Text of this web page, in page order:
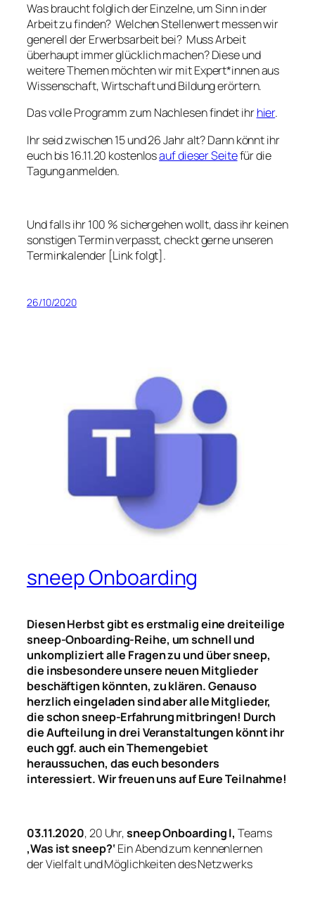
Was braucht folglich der Einzelne, um Sinn in der
Arbeit zu finden? Welchen Stellenwert messen wir
generell der Erwerbsarbeit bei? Muss Arbeit
überhaupt immer glücklich machen? Diese und
weitere Themen möchten wir mit Expert*innen aus
Wissenschaft, Wirtschaft und Bildung erörtern.
Das volle Programm zum Nachlesen findet ihrhier.
Ihr seid zwischen 15 und 26 Jahr alt? Dann könnt ihr
euch bis 16.11.20 kostenlosauf dieser Seitefür die
Tagung anmelden.
Und falls ihr 100 % sichergehen wollt, dass ihr keinen
sonstigen Termin verpasst, checkt gerne unseren
Terminkalender [Link folgt].
26/10/2020
sneep Onboarding
Diesen Herbst gibt es erstmalig eine dreiteilige
sneep-Onboarding-Reihe, um schnell und
unkompliziert alle Fragen zu und über sneep,
die insbesondere unsere neuen Mitglieder
beschäftigen könnten, zu klären. Genauso
herzlich eingeladen sind aber alle Mitglieder,
die schon sneep-Erfahrung mitbringen! Durch
die Aufteilung in drei Veranstaltungen könnt ihr
euch ggf. auch ein Themengebiet
heraussuchen, das euch besonders
interessiert. Wir freuen uns auf Eure Teilnahme!
03.11.2020, 20 Uhr,sneep Onboarding I, Teams
‚Was ist sneep?‘Ein Abend zum kennenlernen
der Vielfalt und Möglichkeiten des Netzwerks